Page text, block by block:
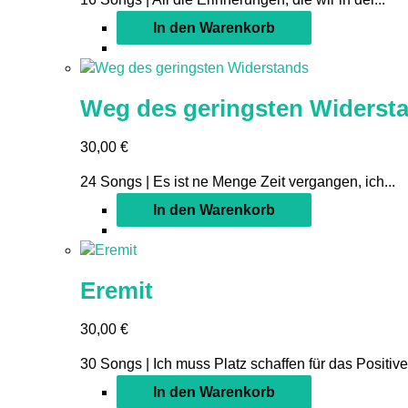
In den Warenkorb
Weg des geringsten
30,00 €
24 Songs | Es ist ne Menge Zeit vergangen, ich...
In den Warenkorb
Eremit
30,00 €
30 Songs | Ich muss Platz schaffen für das
In den Warenkorb